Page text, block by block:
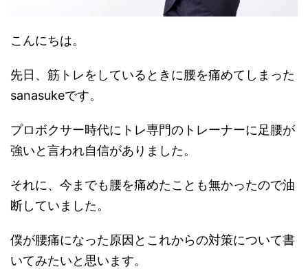
こんにちは。
先日、筋トレをしているときに腰を痛めてしまった
sanasukeです。
プロボクサー時代にトレ専門のトレーナーに足腰が
強いと言われ自信がありました。
それに、今までも腰を痛めたことも無かったので油
断していました。
僕が腰痛になった原因とこれからの対策について書
いてみたいと思います。